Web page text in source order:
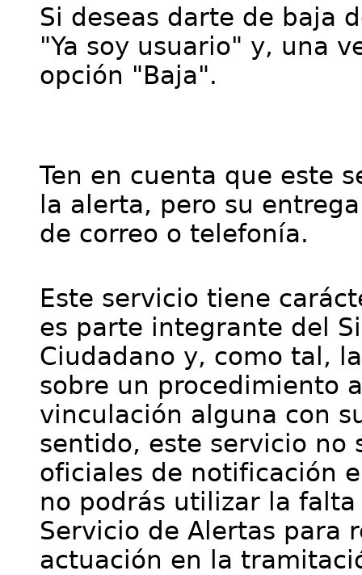
Si deseas darte de baja
"Ya soy usuario" y, una
opción "Baja".
Ten en cuenta que este
la alerta, pero su
de correo o telefonía.
Este servicio tiene
es parte integrante del
Ciudadano y, como tal,
sobre un procedimiento
vinculación alguna con
sentido, este servicio no
oficiales de notificación
no podrás utilizar la
Servicio de Alertas para
actuación en la